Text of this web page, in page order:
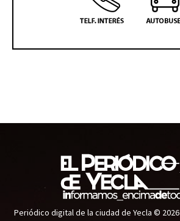
Periódico digital de la ciudad de Yecla © 2026